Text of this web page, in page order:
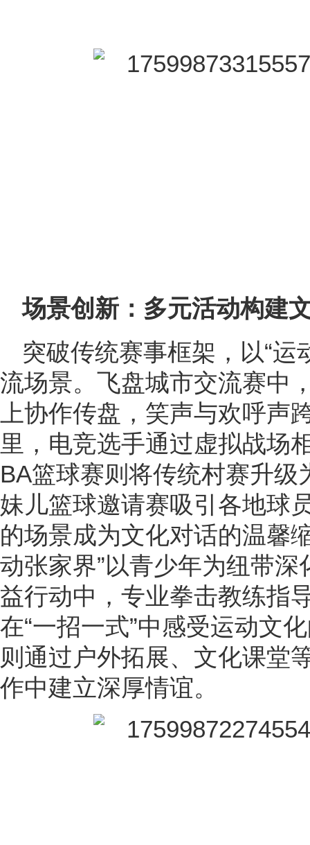
场景创新：多元活动构建
突破传统赛事框架，以“运
流场景。飞盘城市交流赛中
上协作传盘，笑声与欢呼声
里，电竞选手通过虚拟战场
BA篮球赛则将传统村赛升
妹儿篮球邀请赛吸引各地球
的场景成为文化对话的温馨
动张家界”以青少年为纽带
益行动中，专业拳击教练指
在“一招一式”中感受运动文
则通过户外拓展、文化课堂
作中建立深厚情谊。